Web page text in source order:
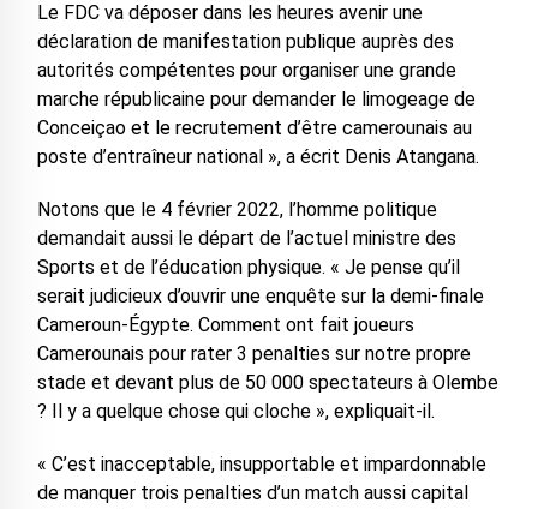
Le FDC va déposer dans les heures avenir une
déclaration de manifestation publique auprès des
autorités compétentes pour organiser une grande
marche républicaine pour demander le limogeage de
Conceiçao et le recrutement d’être camerounais au
poste d’entraîneur national », a écrit Denis Atangana.
Notons que le 4 février 2022, l’homme politique
demandait aussi le départ de l’actuel ministre des
Sports et de l’éducation physique. « Je pense qu’il
serait judicieux d’ouvrir une enquête sur la demi-finale
Cameroun-Égypte. Comment ont fait joueurs
Camerounais pour rater 3 penalties sur notre propre
stade et devant plus de 50 000 spectateurs à Olembe
? Il y a quelque chose qui cloche », expliquait-il.
« C’est inacceptable, insupportable et impardonnable
de manquer trois penalties d’un match aussi capital